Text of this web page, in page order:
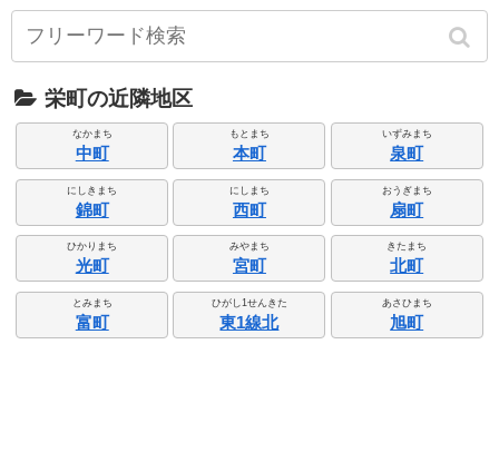
栄町の近隣地区
なかまち
中町
もとまち
本町
いずみまち
泉町
にしきまち
錦町
にしまち
西町
おうぎまち
扇町
ひかりまち
光町
みやまち
宮町
きたまち
北町
とみまち
富町
ひがし1せんきた
東1線北
あさひまち
旭町